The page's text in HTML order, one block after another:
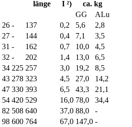
länge
I ²)
ca. kg
GG
ALu
26 - 137 0,2 5,6
2,8
27 - 144 0,4 7,1
3,5
31 - 162 0,7 10,0
4,5
32 - 202 1,4 13,0
6,5
34 225 257 3,0 19,2
8,5
43 278 323 4,5 27,0
14,2
47 330 393 6,5 43,3
21,1
54 420 529 16,0 78,0
34,4
82 508 640 37,0 88,0
-
98 600 764 67,0 147,0 -